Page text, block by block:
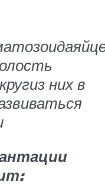
из них в